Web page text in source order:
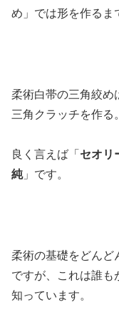
め」では形を作るま
柔術白帯の三角絞め
三角クラッチを作る。
良く言えば「 セオリ
純」です。
柔術の基礎をどんど
ですが、これは誰も
知っています。